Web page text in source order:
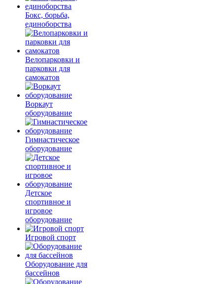
Бокс, борьба,
единоборства
Велопарковки и
парковки для
самокатов
Воркаут
оборудование
Гимнастическое
оборудование
Детское
спортивное и
игровое
оборудование
Игровой спорт
Оборудование для
бассейнов